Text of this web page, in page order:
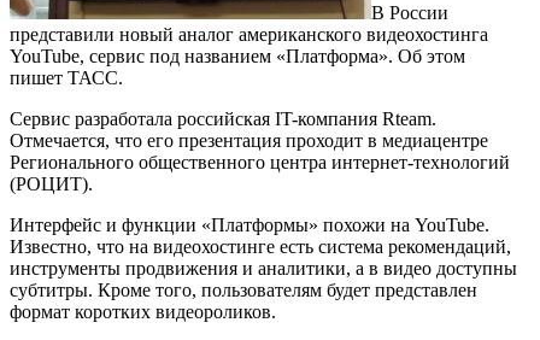
В России
представили новый аналог американского видеохостинга
YouTube, сервис под названием «Платформа». Об этом
пишет ТАСС.
Сервис разработала российская IT-компания Rteam.
Отмечается, что его презентация проходит в медиацентре
Регионального общественного центра интернет-технологий
(РОЦИТ).
Интерфейс и функции «Платформы» похожи на YouTube.
Известно, что на видеохостинге есть система рекомендаций,
инструменты продвижения и аналитики, а в видео доступны
субтитры. Кроме того, пользователям будет представлен
формат коротких видеороликов.